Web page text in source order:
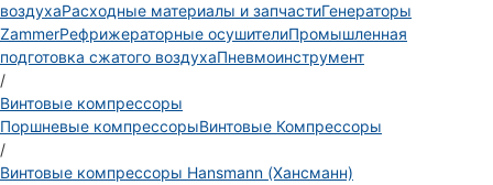
воздухаРасходные материалы и запчастиГенераторы
ZammerРефрижераторные осушителиПромышленная
подготовка сжатого воздухаПневмоинструмент
/
Винтовые компрессоры
Поршневые компрессорыВинтовые Компрессоры
/
Винтовые компрессоры Hansmann (Хансманн)